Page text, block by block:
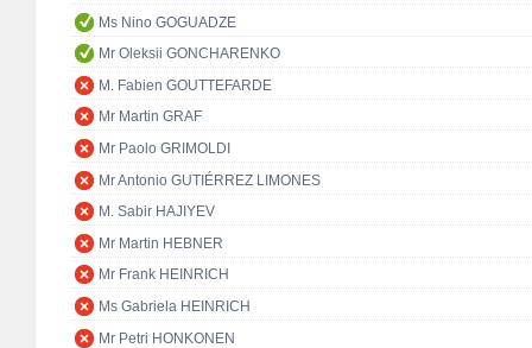
Ms Nino GOGUADZE
Mr Oleksii GONCHARENKO
M. Fabien GOUTTEFARDE
Mr Martin GRAF
Mr Paolo GRIMOLDI
Mr Antonio GUTIÉRREZ LIMONES
M. Sabir HAJIYEV
Mr Martin HEBNER
Mr Frank HEINRICH
Ms Gabriela HEINRICH
Mr Petri HONKONEN